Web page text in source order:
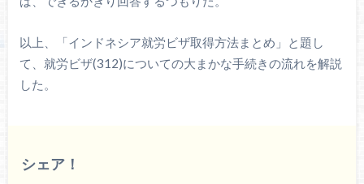
以上、「インドネシア就労ビザ取得方法まとめ」と題し
て、就労ビザ(312)についての大まかな手続きの流れを解説
した。
シェア！